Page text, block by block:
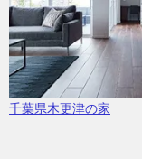
千葉県木更津の家